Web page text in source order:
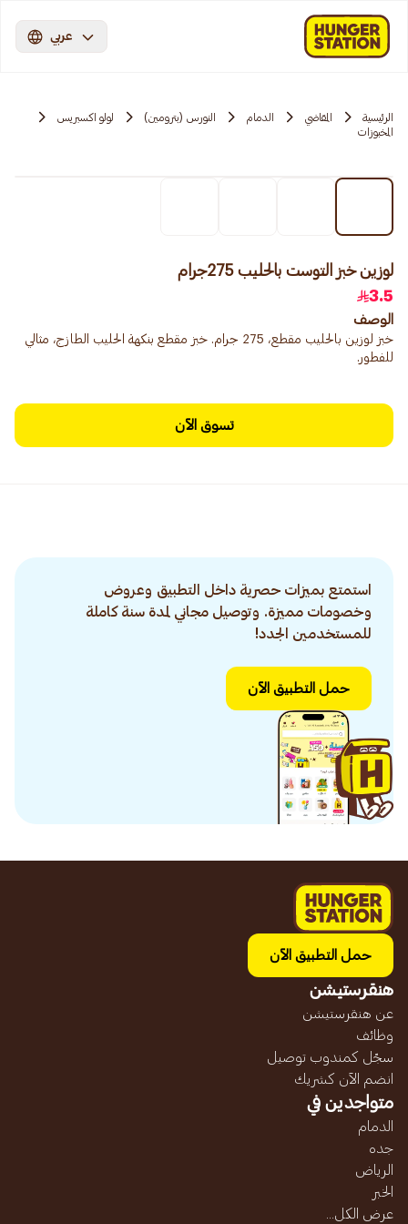
عربي
الرئيسية المقاضي الدمام النورس (بترومين)
لولو اكسبريس
المخبوزات
لوزين خبز التوست بالحليب 275جرام
3.5
الوصف
خبز لوزين بالحليب مقطع، 275 جرام. خبز مقطع بنكهة الحليب الطازج، مثالي
للفطور.
تسوق الآن
استمتع بميزات حصرية داخل التطبيق وعروض
وخصومات مميزة. وتوصيل مجاني لمدة سنة كاملة
للمستخدمين الجدد!
حمل التطبيق الآن
حمل التطبيق الآن
هنقرستيشن
عن هنقرستيشن
وظائف
سجّل كمندوب توصيل
انضم الآن كشريك
متواجدين في
الدمام
جده
الرياض
الخبر
عرض الكل...